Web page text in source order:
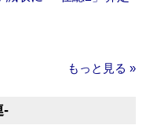
もっと見る »